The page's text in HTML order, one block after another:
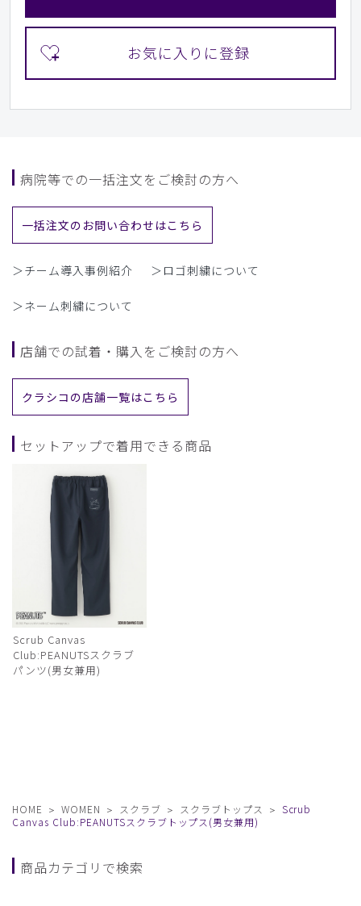
病院等での一括注文をご検討の方へ
一括注文のお問い合わせはこちら
＞チーム導入事例紹介 ＞ロゴ刺繍について
＞ネーム刺繍について
店舗での試着・購入をご検討の方へ
クラシコの店舗一覧はこちら
セットアップで着用できる商品
Scrub Canvas
Club:PEANUTSスクラブ
パンツ(男女兼用)
HOME WOMEN スクラブ スクラブトップス
Scrub
Canvas Club:PEANUTSスクラブトップス(男女兼用)
商品カテゴリで検索